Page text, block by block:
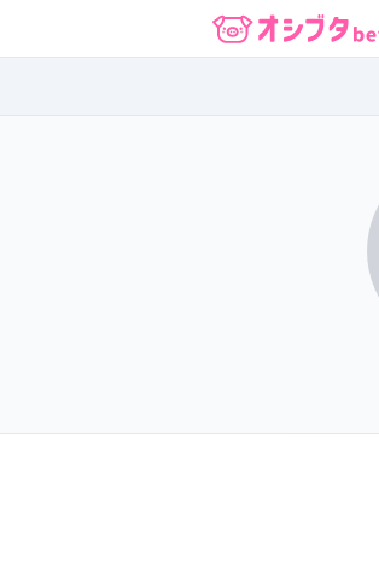
オシブタ Oshibuta